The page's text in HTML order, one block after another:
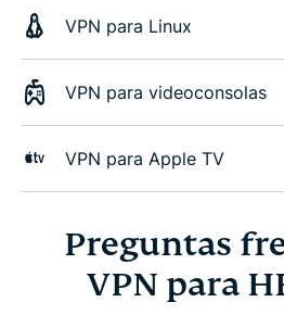
VPN para Linux
VPN para videoconsolas
VPN para Apple TV
Preguntas
VPN para